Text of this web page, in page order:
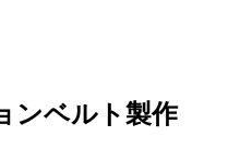
ンベルト製作